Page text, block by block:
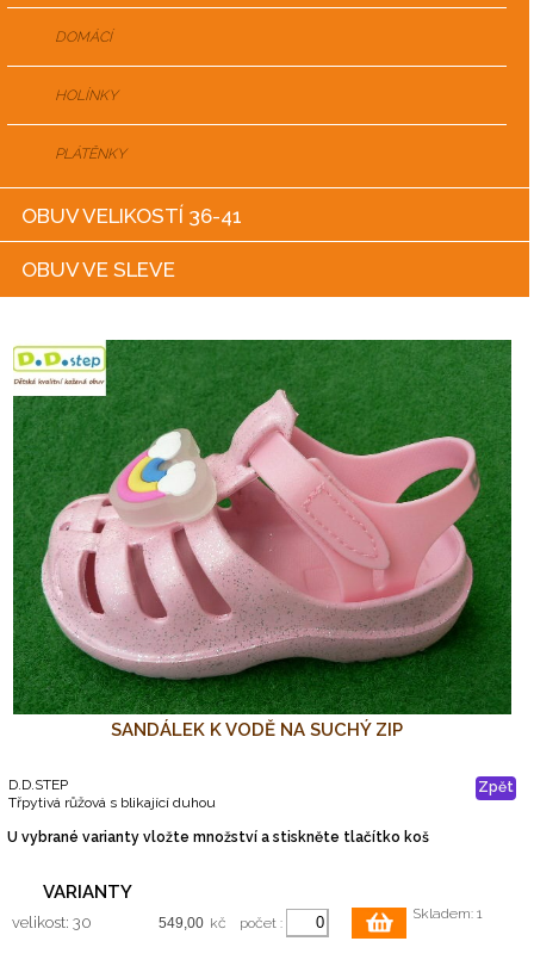
DOMÁCÍ
HOLÍNKY
PLÁTĚNKY
OBUV VELIKOSTÍ 36-41
OBUV VE SLEVE
SANDÁLEK K VODĚ NA SUCHÝ ZIP
Zpět
D.D.STEP
Třpytivá růžová s blikající duhou
U vybrané varianty vložte množství a stiskněte tlačítko koš
VARIANTY
velikost: 30 kč počet :
Skladem: 1